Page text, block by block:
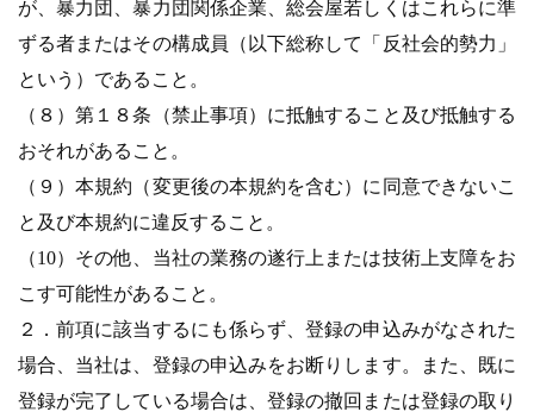
が、暴力団、暴力団関係企業、総会屋若しくはこれらに準
ずる者またはその構成員（以下総称して「反社会的勢力」
という）であること。
（８）第１８条（禁止事項）に抵触すること及び抵触する
おそれがあること。
（９）本規約（変更後の本規約を含む）に同意できないこ
と及び本規約に違反すること。
（10）その他、当社の業務の遂行上または技術上支障をお
こす可能性があること。
２．前項に該当するにも係らず、登録の申込みがなされた
場合、当社は、登録の申込みをお断りします。また、既に
登録が完了している場合は、登録の撤回または登録の取り